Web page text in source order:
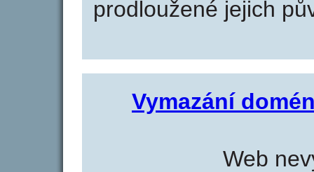
prodloužené jejich
Vymazání
Web